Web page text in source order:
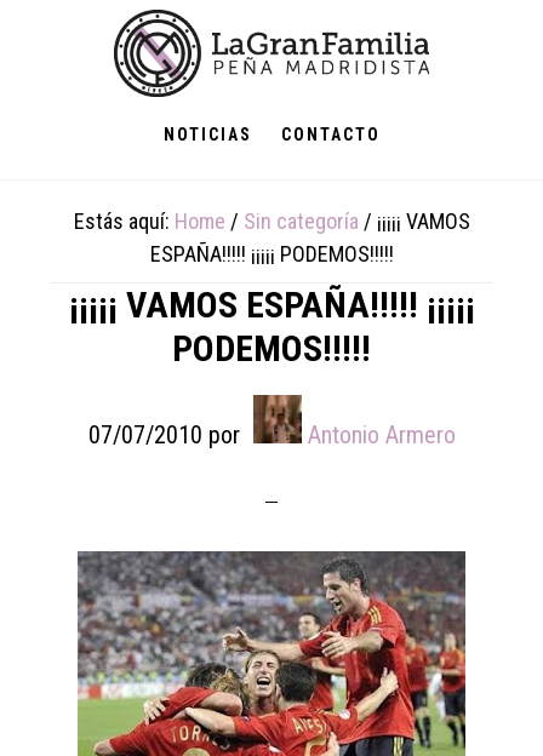
NOTICIAS CONTACTO
Estás aquí: Home / Sin categoría / ¡¡¡¡¡ VAMOS
ESPAÑA!!!!! ¡¡¡¡¡ PODEMOS!!!!!
¡¡¡¡¡ VAMOS ESPAÑA!!!!! ¡¡¡¡¡
PODEMOS!!!!!
07/07/2010 por Antonio Armero